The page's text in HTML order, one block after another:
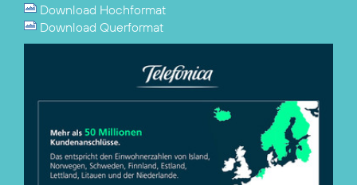
Download Hochformat
Download Querformat